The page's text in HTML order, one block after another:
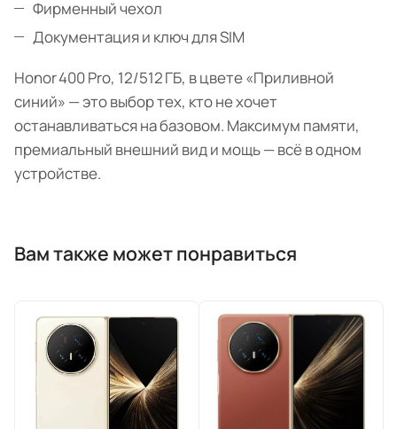
Фирменный чехол
Документация и ключ для SIM
Honor 400 Pro, 12/512 ГБ, в цвете «Приливной
синий» — это выбор тех, кто не хочет
останавливаться на базовом. Максимум памяти,
премиальный внешний вид и мощь — всё в одном
устройстве.
Вам также может понравиться